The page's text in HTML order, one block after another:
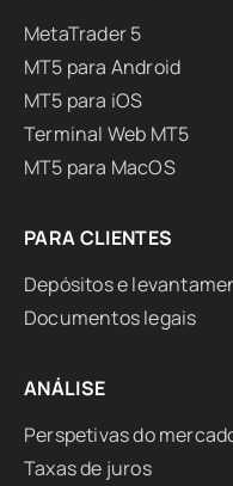
MetaTrader 5
MT5 para Android
MT5 para iOS
Terminal Web MT5
MT5 para MacOS
PARA CLIENTES
Depósitos e
Documentos legais
ANÁLISE
Perspetivas do
Taxas de juros